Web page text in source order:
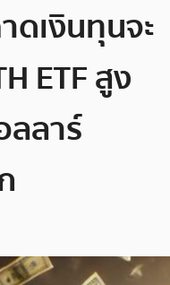
ดเงินทุนจะ
ETF สูง
ลาร์